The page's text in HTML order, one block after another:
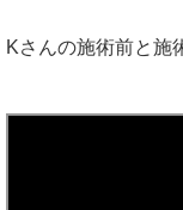
Kさんの施術前と施